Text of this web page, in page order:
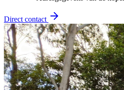
Direct contact